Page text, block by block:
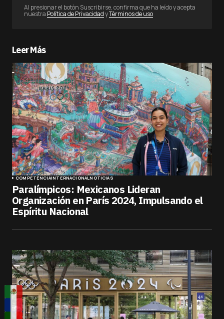
Al presionar el botón Suscribirse, confirma que ha leído y acepta
nuestra Política de PrivacidadyTérminos de uso
Leer Más
COMPETENCIAINTERNACIONALNOTICIAS
Paralímpicos: Mexicanos Lideran
Organización en París 2024, Impulsando el
Espíritu Nacional